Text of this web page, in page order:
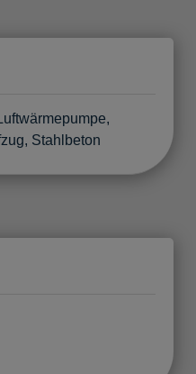
Stahlbeton